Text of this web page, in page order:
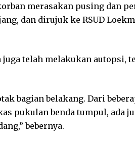
merasakan pusing dan
dan dirujuk ke RSUD
telah melakukan autopsi,
bagian belakang. Dari
pukulan benda tumpul, ada
bebernya.